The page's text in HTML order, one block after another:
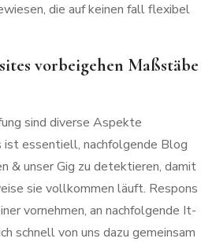
die auf keinen fall flexibel
vorbeigehen Maßstäbe
sind diverse Aspekte
ist essentiell, nachfolgende Blog
& unser Gig zu detektieren, damit
sie vollkommen läuft. Respons
vornehmen, an nachfolgende It-
schnell von uns dazu gemeinsam